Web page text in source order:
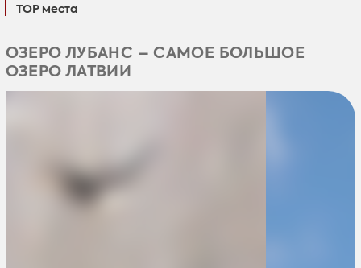
TOP места
ОЗЕРО ЛУБАНС – САМОЕ БОЛЬШОЕ
ОЗЕРО ЛАТВИИ